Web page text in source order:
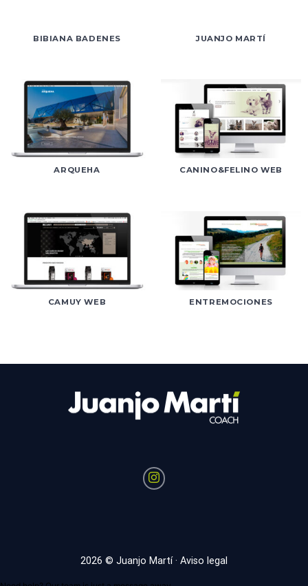
BIBIANA BADENES JUANJO MARTÍ
ARQUEHA CANINO&FELINO WEB
CAMUY WEB ENTREMOCIONES
2026 © Juanjo Martí · Aviso legal